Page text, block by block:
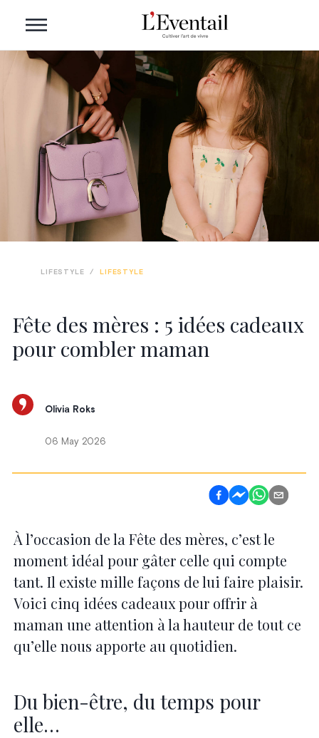
Fête des mères : 5 idées cadeaux
pour combler maman
LIFESTYLE / LIFESTYLE
Olivia Roks
06 May 2026
À l’occasion de la Fête des mères, c’est le
moment idéal pour gâter celle qui compte
tant. Il existe mille façons de lui faire plaisir.
Voici cinq idées cadeaux pour offrir à
maman une attention à la hauteur de tout ce
qu’elle nous apporte au quotidien.
Du bien-être, du temps pour
elle…